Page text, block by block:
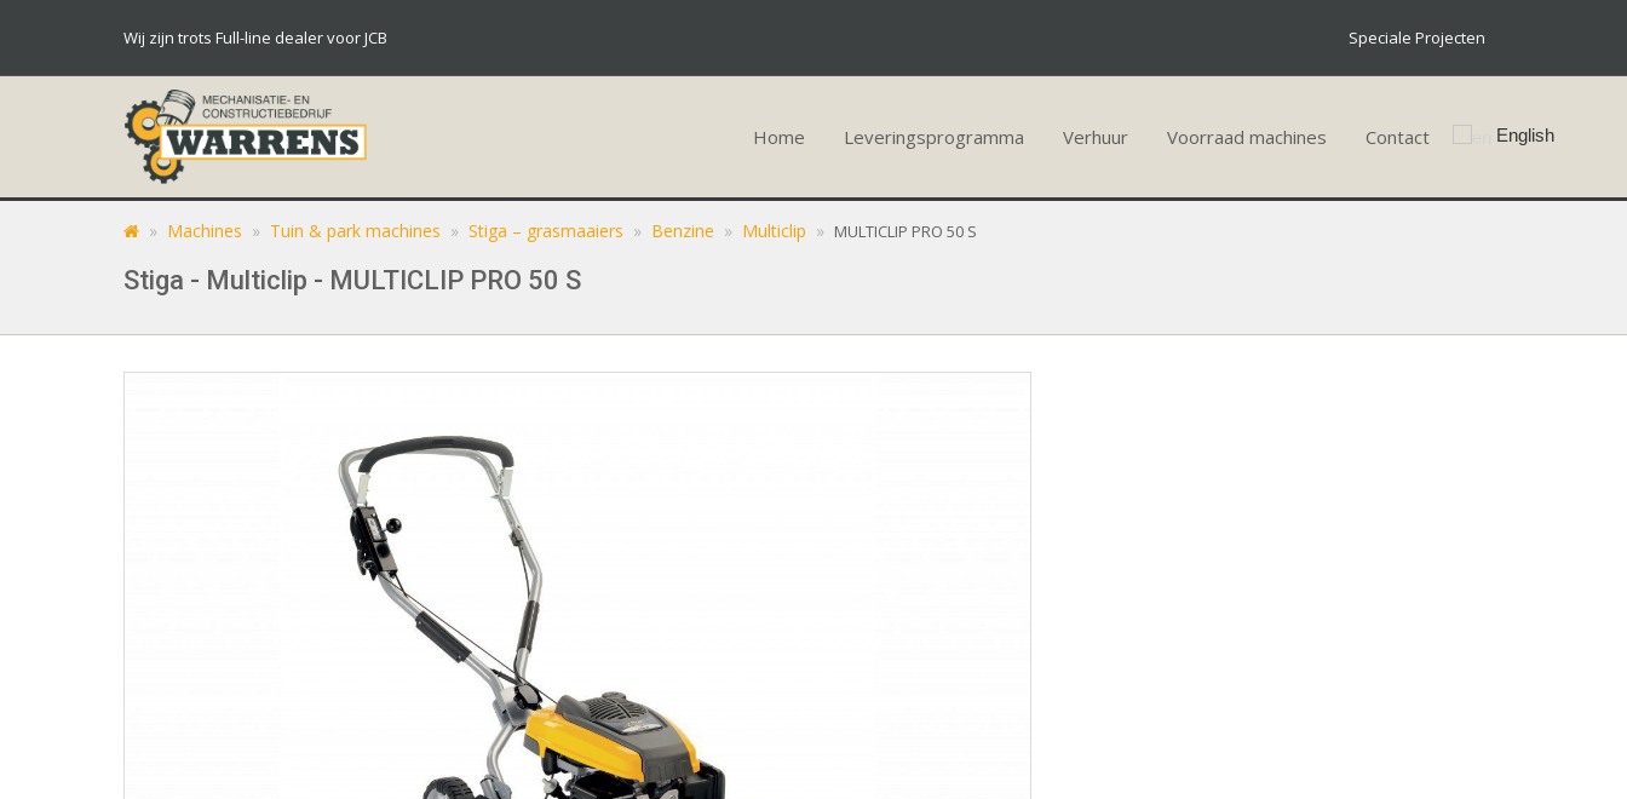
Speciale Projecten
Wij zijn trots Full-line dealer voor JCB
Home Leveringsprogramma Verhuur Voorraad machines Contact English
» Machines » Tuin & park machines » Stiga – grasmaaiers » Benzine » Multiclip » MULTICLIP PRO 50 S
Stiga - Multiclip - MULTICLIP PRO 50 S